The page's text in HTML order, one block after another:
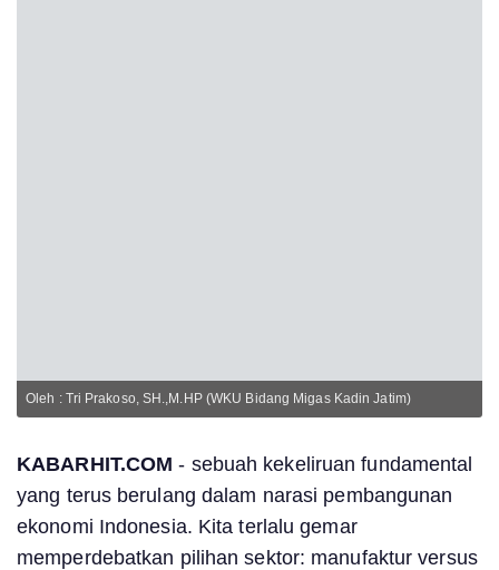
Oleh : Tri Prakoso, SH.,M.HP (WKU Bidang Migas Kadin Jatim)
KABARHIT.COM - sebuah kekeliruan fundamental
yang terus berulang dalam narasi pembangunan
ekonomi Indonesia. Kita terlalu gemar
memperdebatkan pilihan sektor: manufaktur versus